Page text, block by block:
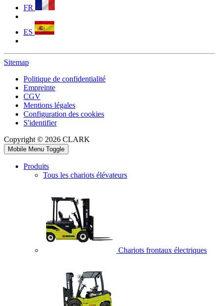
FR
ES
Sitemap
Politique de confidentialité
Empreinte
CGV
Mentions légales
Configuration des cookies
S'identifier
Copyright © 2026 CLARK
Mobile Menu Toggle
Produits
Tous les chariots élévateurs
Chariots frontaux électriques